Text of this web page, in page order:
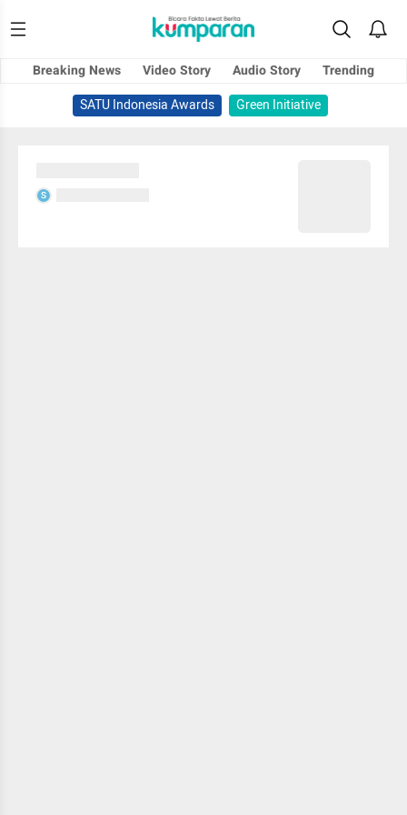
Breaking News Video Story Audio Story
Trending
SATU Indonesia Awards
Green Initiative
S